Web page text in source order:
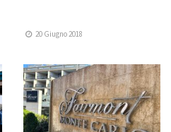
20 Giugno 2018